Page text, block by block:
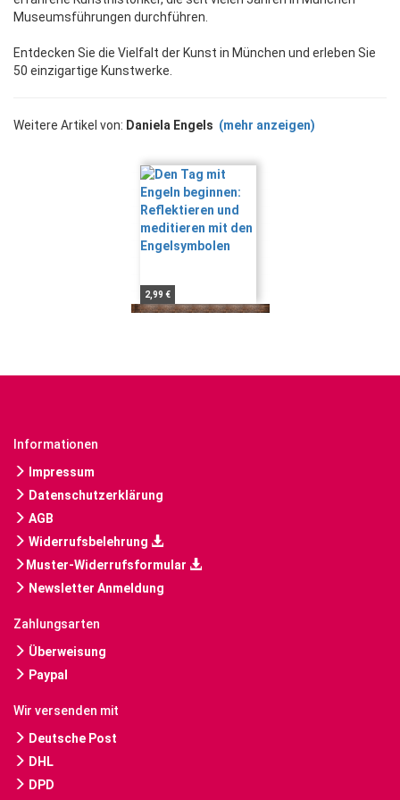
Museumsführungen durchführen.
Entdecken Sie die Vielfalt der Kunst in München und erleben Sie
50 einzigartige Kunstwerke.
Weitere Artikel von: Daniela Engels (mehr anzeigen)
2,99 €
Informationen
Impressum
Datenschutzerklärung
AGB
Widerrufsbelehrung
Muster-Widerrufsformular
Newsletter Anmeldung
Zahlungsarten
Überweisung
Paypal
Wir versenden mit
Deutsche Post
DHL
DPD